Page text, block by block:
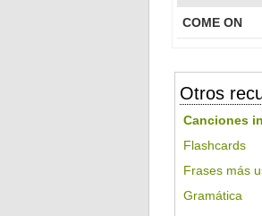
COME ON
Otros
Canciones
Flashcards
Frases más
Gramática